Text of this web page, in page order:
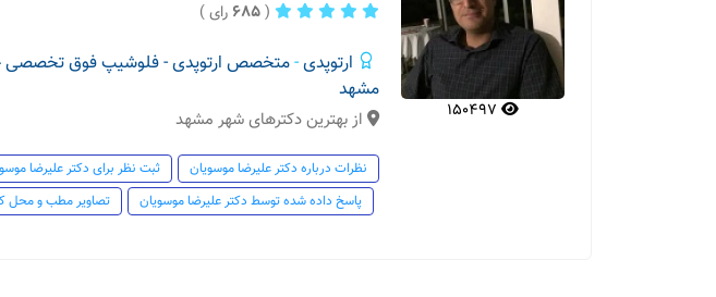
(
685 رای )
ارتوپدی-متخصص ارتوپدی - فلوشیپ فوق تخصصی
مشهد
از بهترین دکترهای شهر مشهد
نظرات درباره دکتر علیرضا موسویان
ثبت نظر برای دکتر علیرضا
پاسخ داده شده توسط دکتر علیرضا موسویان
تصاویر مطب و محل